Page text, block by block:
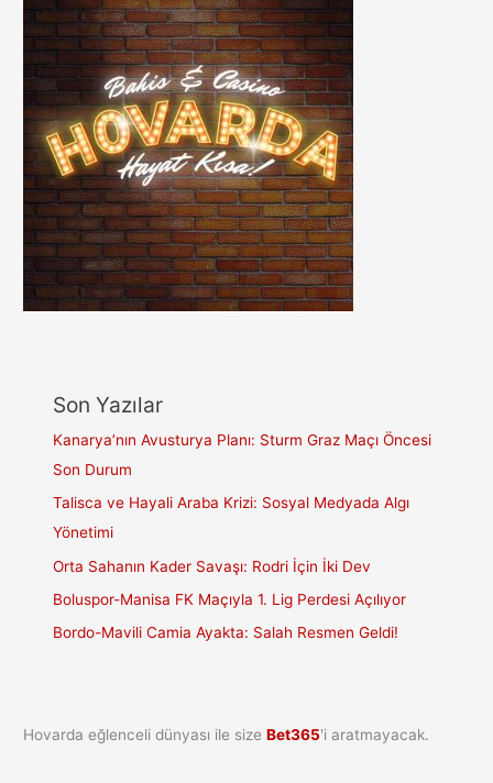
Son Yazılar
Kanarya’nın Avusturya Planı: Sturm Graz Maçı Öncesi
Son Durum
Talisca ve Hayali Araba Krizi: Sosyal Medyada Algı
Yönetimi
Orta Sahanın Kader Savaşı: Rodri İçin İki Dev
Boluspor-Manisa FK Maçıyla 1. Lig Perdesi Açılıyor
Bordo-Mavili Camia Ayakta: Salah Resmen Geldi!
Hovarda eğlenceli dünyası ile sizeBet365'i aratmayacak.